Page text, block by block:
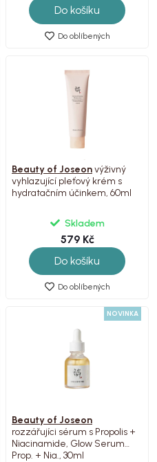
Do košíku
Do oblíbených
Beauty of Joseonvýživný
vyhlazující pleťový krém s
hydratačním účinkem, 60ml
Skladem
579 Kč
Do košíku
Do oblíbených
NOVINKA
Beauty of Joseon
rozzářujíci sérum s Propolis +
Niacinamide, Glow Serum
Prop. + Nia., 30ml